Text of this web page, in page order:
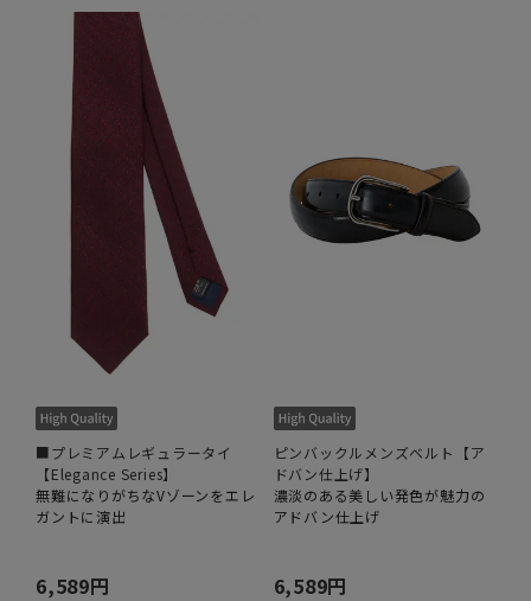
■プレミアムレギュラータイ
【Elegance Series】
無難になりがちなVゾーンをエレ
ガントに演出
6,589円
ピンバックルメンズベルト【ア
ドバン仕上げ】
濃淡のある美しい発色が魅力の
アドバン仕上げ
6,589円